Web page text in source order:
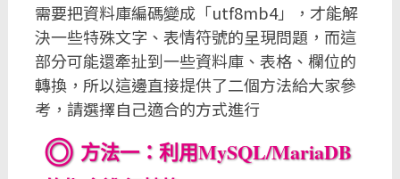
需要把資料庫編碼變成「utf8mb4」，才能解
決一些特殊文字、表情符號的呈現問題，而這
部分可能還牽扯到一些資料庫、表格、欄位的
轉換，所以這邊直接提供了二個方法給大家參
考，請選擇自己適合的方式進行
方法一：利用MySQL/MariaDB